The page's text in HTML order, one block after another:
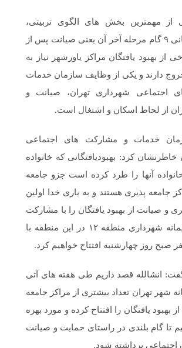
از مهمترین بخش های الگوی تربیتی،
آموزشی و درمانی ۹ گام مرحله آخر آن یعنی صیانت پس از
بهبود یافتگان مراکز یاورشهر نیاز به
دارند و یکی از وظایف سازمان خدمات
اجتماعی شهرداری تهران، صیانت و
از لحاظ اسکان و اشتغال است.
خدمات و مشارکت های اجتماعی
کرد: بهبودیافتگانی که خانواده
خانواده آنها را طرد کرده است جزو جامعه
جامعه پذیری هستند و به یاری خدا اولین
و صیانت از بهبود یافتگان را با مشارکت
و همکاری صمیمانه شهرداری منطقه ۱۲ در این منطقه با
صبح روز چهارشنبه افتتاح خواهیم کرد.
انشالله قصد داریم طی هفته های آتی
مناطق ۲۲ گانه شهر تهران تعداد بیشتری از مراکز جامعه
بهبود یافتگان را افتتاح کرده و مورد بهره
تا گام بلندی در راستای حمایت و صیانت
اجتماعی برداشته شود.